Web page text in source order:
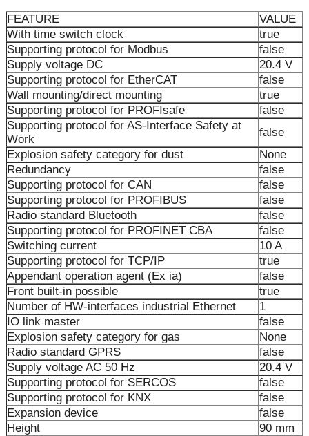
FEATURE
VALUE
With time switch clock
true
Supporting protocol for Modbus
false
Supply voltage DC
20.4 V
Supporting protocol for EtherCAT
false
Wall mounting/direct mounting
true
Supporting protocol for PROFIsafe
false
Supporting protocol for AS-Interface Safety at
Work
false
Explosion safety category for dust
None
Redundancy
false
Supporting protocol for CAN
false
Supporting protocol for PROFIBUS
false
Radio standard Bluetooth
false
Supporting protocol for PROFINET CBA
false
Switching current
10 A
Supporting protocol for TCP/IP
true
Appendant operation agent (Ex ia)
false
Front built-in possible
true
Number of HW-interfaces industrial Ethernet
1
IO link master
false
Explosion safety category for gas
None
Radio standard GPRS
false
Supply voltage AC 50 Hz
20.4 V
Supporting protocol for SERCOS
false
Supporting protocol for KNX
false
Expansion device
false
Height
90 mm